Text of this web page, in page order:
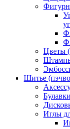
Цветы
Штампы
Шитье
Иглы